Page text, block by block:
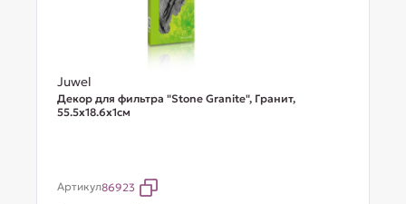
Juwel
Декор для фильтра "Stone Granite", Гранит,
55.5х18.6х1см
Артикул86923